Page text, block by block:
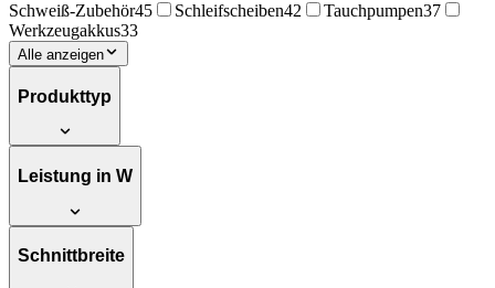
Schweiß-Zubehör45 Schleifscheiben42 Tauchpumpen37
Werkzeugakkus33
Alle anzeigen
Produkttyp
Leistung in W
Schnittbreite